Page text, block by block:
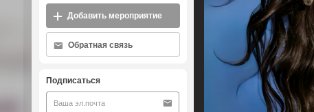
Добавить мероприятие
Обратная связь
Подписаться